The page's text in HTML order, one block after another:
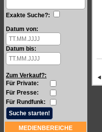
Exakte Suche?:
Datum von:
Datum bis:
Zum Verkauf?:
Für Private:
Für Presse:
Für Rundfunk:
MEDIENBEREICHE